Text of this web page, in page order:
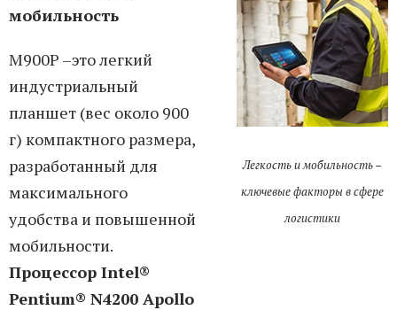
мобильность
M900P –это легкий
индустриальный
планшет (вес около 900
г) компактного размера,
разработанный для
максимального
удобства и повышенной
мобильности.
Легкость и мобильность –
ключевые факторы в сфере
логистики
Процессор Intel®
Pentium® N4200 Apollo